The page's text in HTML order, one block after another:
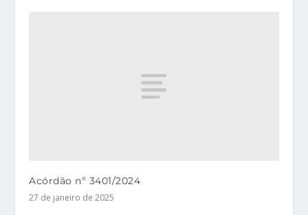
Acórdão nº 3401/2024
27 de janeiro de 2025